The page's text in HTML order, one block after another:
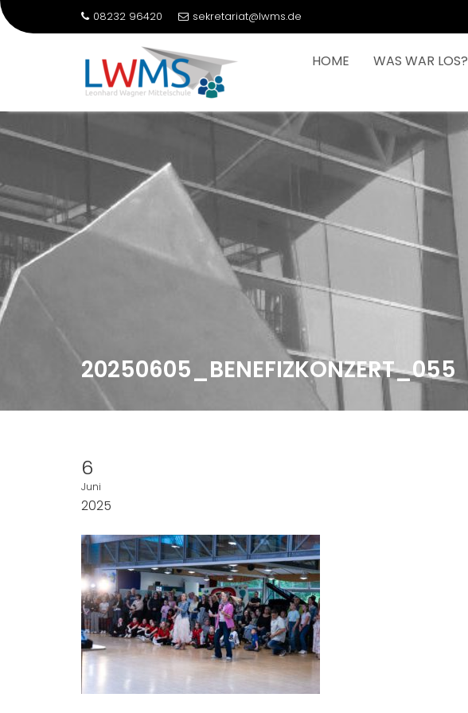
to
08232 96420 sekretariat@lwms.de
HOME WAS WAR LOS?
20250605_BENEFIZKONZERT_055
6
Juni
2025